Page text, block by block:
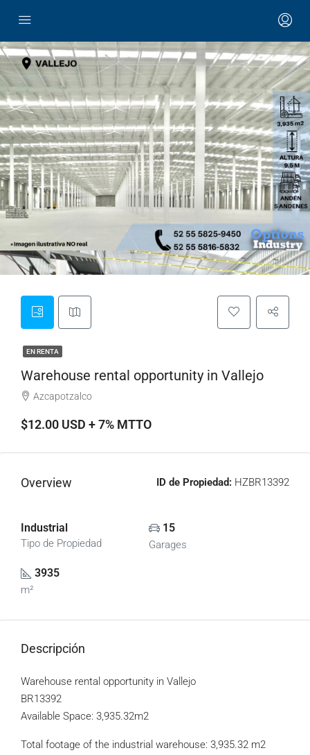
EN RENTA
Warehouse rental opportunity in Vallejo
Azcapotzalco
$12.00 USD + 7% MTTO
Overview ID de Propiedad: HZBR13392
Industrial
Tipo de Propiedad
15
Garages
3935
m²
Descripción
Warehouse rental opportunity in Vallejo
BR13392
Available Space: 3,935.32m2
Total footage of the industrial warehouse: 3,935.32 m2